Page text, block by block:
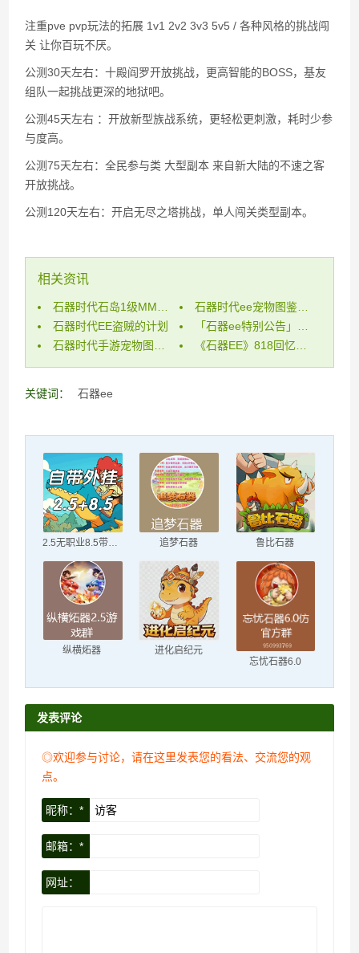
注重pve pvp玩法的拓展 1v1 2v2 3v3 5v5 / 各种风格的挑战闯
关 让你百玩不厌。
公测30天左右：十殿阎罗开放挑战，更高智能的BOSS，基友
组队一起挑战更深的地狱吧。
公测45天左右 ：开放新型族战系统，更轻松更刺激，耗时少参
与度高。
公测75天左右：全民参与类 大型副本 来自新大陆的不速之客
开放挑战。
公测120天左右：开启无尽之塔挑战，单人闯关类型副本。
相关资讯
石器时代石岛1级MM任务宠物转生之谜
石器时代ee宠物图鉴、宠物收集奖励全解
石器时代EE盗贼的计划
「石器ee特别公告」针对近期一些不良言论的回复
石器时代手游宠物图鉴、宠物收集奖励全解
《石器EE》818回忆家族族长酸菜
关键词： 石器ee
追梦石器 鲁比石器
纵横炻器
进化启纪元
忘忧石器6.0
发表评论
◎欢迎参与讨论，请在这里发表您的看法、交流您的观
点。
昵称：*
邮箱：*
网址：